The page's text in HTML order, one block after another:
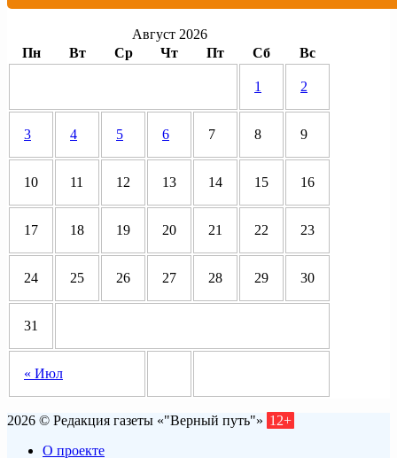
Август 2026
Пн
Вт Ср Чт Пт Сб Вс
« Июл
1 2
3 4 5 6 7 8 9
10 11 12 13 14 15 16
17 18 19 20 21 22 23
24 25 26 27 28 29 30
31
2026 © Редакция газеты «"Верный путь"» 12+
О проекте